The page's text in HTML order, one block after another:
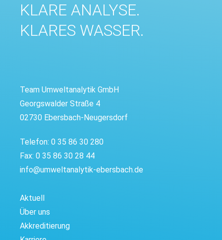
KLARE ANALYSE.
KLARES WASSER.
Team Umweltanalytik GmbH
Georgswalder Straße 4
02730 Ebersbach-Neugersdorf
Telefon: 0 35 86 30 280
Fax: 0 35 86 30 28 44
info@umweltanalytik-ebersbach.de
Aktuell
Über uns
Akkreditierung